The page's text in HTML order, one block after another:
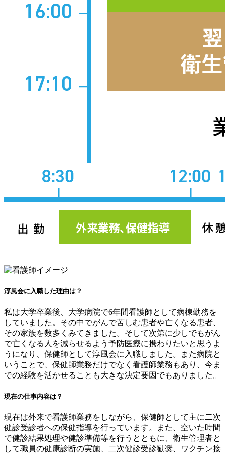
淳風会に入職した理由は？
私は大学卒業後、大学病院で6年間看護師として病棟勤務を
していました。その中でがんで苦しむ患者や亡くなる患者、
その家族を数多くみてきました。そして次第に少しでもがん
で亡くなる人を減らせるよう予防医療に携わりたいと思うよ
うになり、保健師として淳風会に入職しました。また病院と
いうことで、保健師業務だけでなく看護師業務もあり、今ま
での経験を活かせることも大きな決定要因でもありました。
現在の仕事内容は？
現在は外来で看護師業務をしながら、保健師として主に二次
健診受診者への保健指導を行っています。また、空いた時間
で健診結果処理や健診準備等を行うとともに、衛生管理者と
して職員の健康診断の実施、二次健診受診勧奨、ワクチン接